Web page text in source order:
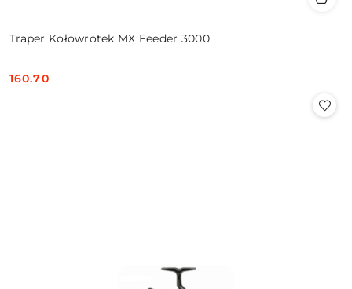
Traper Kołowrotek MX Feeder 3000
Cena:
160.70